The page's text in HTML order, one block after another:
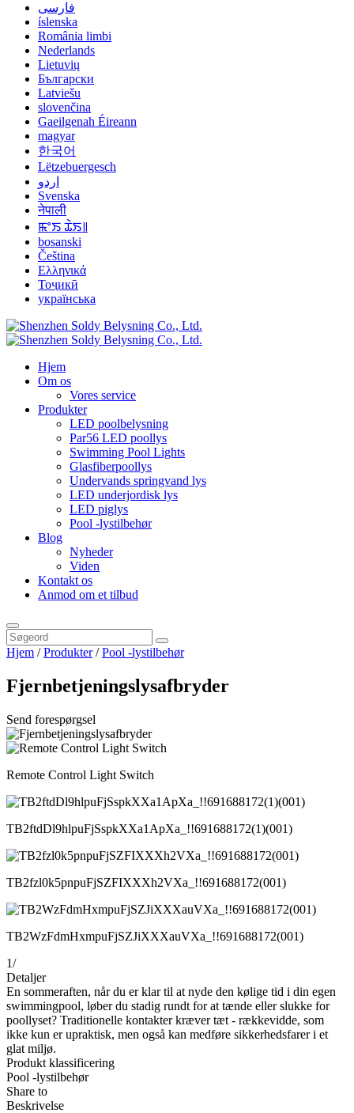
فارسی
íslenska
România limbi
Nederlands
Lietuvių
Български
Latviešu
slovenčina
Gaeilgenah Éireann
magyar
한국어
Lëtzebuergesch
اردو
Svenska
नेपाली
ꯃꯦꯏ ꯊꯥꯏ꯫
bosanski
Čeština
Ελληνικά
Тоҷикӣ
українська
Hjem
Om os
Vores service
Produkter
LED poolbelysning
Par56 LED poollys
Swimming Pool Lights
Glasfiberpoollys
Undervands springvand lys
LED underjordisk lys
LED piglys
Pool -lystilbehør
Blog
Nyheder
Viden
Kontakt os
Anmod om et tilbud
Hjem /Produkter/Pool -lystilbehør
Fjernbetjeningslysafbryder
Send forespørgsel
Remote Control Light Switch
TB2ftdDl9hlpuFjSspkXXa1ApXa_!!691688172(1)(001)
TB2fzl0k5pnpuFjSZFIXXXh2VXa_!!691688172(001)
TB2WzFdmHxmpuFjSZJiXXXauVXa_!!691688172(001)
1/
Detaljer
En sommeraften, når du er klar til at nyde den kølige tid i din egen
swimmingpool, løber du stadig rundt for at tænde eller slukke for
poollyset? Traditionelle kontakter kræver tæt - rækkevidde, som
ikke kun er upraktisk, men også kan medføre sikkerhedsfarer i et
glat miljø.
Produkt klassificering
Pool -lystilbehør
Share to
Beskrivelse